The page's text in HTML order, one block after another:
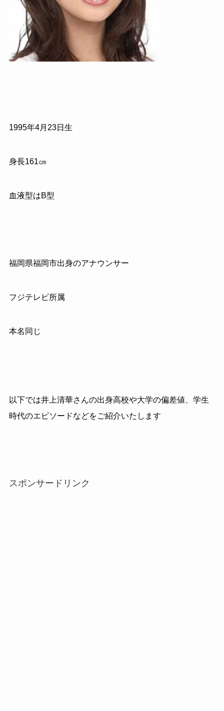
1995年4月 23日生
身長161㎝
血液型はB型
福岡県福岡市出身のアナウンサー
フジテレビ所属
本名同じ
以下では井上清華さんの出身高校や大学の偏差値、学生
時代のエピソードなどをご紹介いたします
スポンサードリンク